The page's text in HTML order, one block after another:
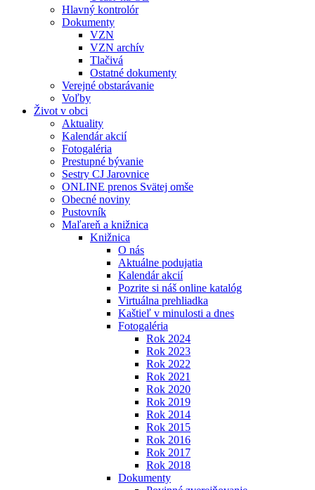
Hlavný kontrolór
Dokumenty
VZN
VZN archív
Tlačivá
Ostatné dokumenty
Verejné obstarávanie
Voľby
Život v obci
Aktuality
Kalendár akcií
Fotogaléria
Prestupné bývanie
Sestry CJ Jarovnice
ONLINE prenos Svätej omše
Obecné noviny
Pustovník
Maľareň a knižnica
Knižnica
O nás
Aktuálne podujatia
Kalendár akcií
Pozrite si náš online katalóg
Virtuálna prehliadka
Kaštieľ v minulosti a dnes
Fotogaléria
Rok 2024
Rok 2023
Rok 2022
Rok 2021
Rok 2020
Rok 2019
Rok 2014
Rok 2015
Rok 2016
Rok 2017
Rok 2018
Dokumenty